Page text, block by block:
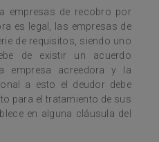
empresas de recobro por
es legal, las empresas de
de requisitos, siendo uno
de existir un acuerdo
empresa acreedora y la
a esto el deudor debe
para el tratamiento de sus
en alguna cláusula del